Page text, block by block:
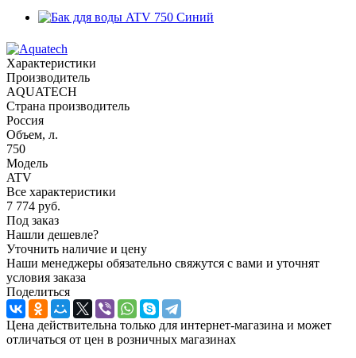
Характеристики
Производитель
AQUATECH
Страна производитель
Россия
Объем, л.
750
Модель
ATV
Все характеристики
7 774 руб.
Под заказ
Нашли дешевле?
Уточнить наличие и цену
Наши менеджеры обязательно свяжутся с вами и уточнят
условия заказа
Поделиться
Цена действительна только для интернет-магазина и может
отличаться от цен в розничных магазинах